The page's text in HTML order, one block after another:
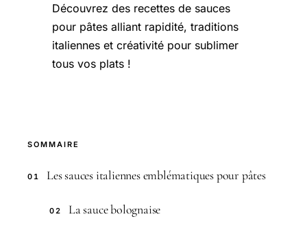
Découvrez des recettes de sauces
pour pâtes alliant rapidité, traditions
italiennes et créativité pour sublimer
tous vos plats !
SOMMAIRE
01 Les sauces italiennes emblématiques pour pâtes
02 La sauce bolognaise